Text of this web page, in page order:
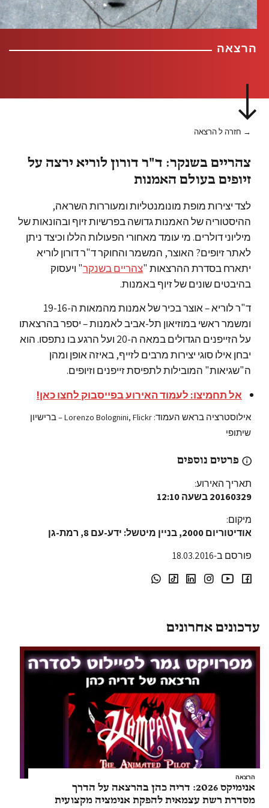
הרצאה
→ חזרה ל הרצאה
צהריים בשנקר: ד"ר דורון לוריא ירצה על
זיופים בעולם האמנות
לצד יצירות מופת מונומנטליות ומעוררות השראה,
ההיסטוריה של האמנות גדושה בפרשיות זיוף ובהונאות של
מיליוני דולרים. מי עומד מאחורי הפעולות הללו וכיצד ניתן
לאתר זיופים? האוצר, המשמר והחוקר ד"ר דורון לוריא
יתארח בסדרת ההרצאות "צהריים בשנקר" ויעסוק
בהיבטים שונים של זיוף באמנות.
ד"ר לוריא – אוצר בכיר של אמנות מהמאות ה-19-16
ומשמר ראשי במוזיאון תל-אביב לאמנות – יספר בהרצאתו
על הזייפנים הגדולים במאה ה-20 ועל הרגע בו נתפסו. הוא
יבחן אילו סוגי יצירות מרבים לזייף, באיזה אופן ומהן
ה"שגיאות" המובילות לתפיסת זייפנים וזיופים.
אל תחמיצו: לעמוד האירוע בפייסבוק לחצו כאן!
אילוסטרציה בראש העמוד: Lorenzo Bolognini, Flickr – ברישיון
שיתופי
פרטים נוספים
תאריך האירוע:
20160329בשעה 12:10
מיקום:
אודיטוריום 2000, בניין מיטשל: ידע-עם 8, רמת-גן
פורסם ב-18.03.2016
עדכונים אחרונים
הרצאה
אנימיקס 2026: דריה כהן בהרצאה על הדרך
מסדרת רשת עצמאית להפקת אנימציה מקצועית